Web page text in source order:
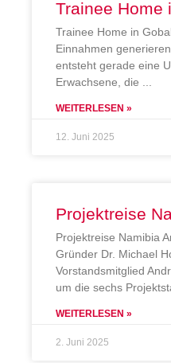
Trainee Home
Trainee Home in
Einnahmen
entsteht gerade eine
Erwachsene, die
WEITERLESEN »
12. Juni 2025
Projektreise
Projektreise Namibia
Gründer Dr. Michael
Vorstandsmitglied
um die sechs
WEITERLESEN »
2. Juni 2025